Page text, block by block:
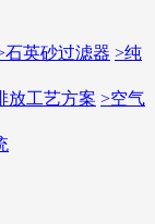
石英砂过滤器 >纯
放工艺方案 >空气